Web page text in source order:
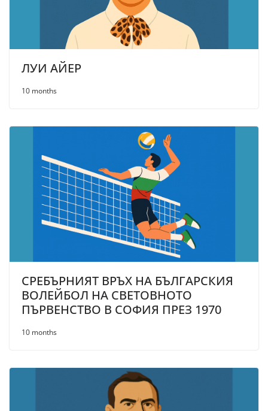
ЛУИ АЙЕР
10 months
СРЕБЪРНИЯТ ВРЪХ НА БЪЛГАРСКИЯ
ВОЛЕЙБОЛ НА СВЕТОВНОТО
ПЪРВЕНСТВО В СОФИЯ ПРЕЗ 1970
10 months